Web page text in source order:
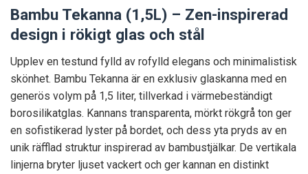
Bambu Tekanna (1,5L) – Zen-inspirerad
design i rökigt glas och stål
Upplev en testund fylld av rofylld elegans och minimalistisk
skönhet. Bambu Tekanna är en exklusiv glaskanna med en
generös volym på 1,5 liter, tillverkad i värmebeständigt
borosilikatglas. Kannans transparenta, mörkt rökgrå ton ger
en sofistikerad lyster på bordet, och dess yta pryds av en
unik räfflad struktur inspirerad av bambustjälkar. De vertikala
linjerna bryter ljuset vackert och ger kannan en distinkt